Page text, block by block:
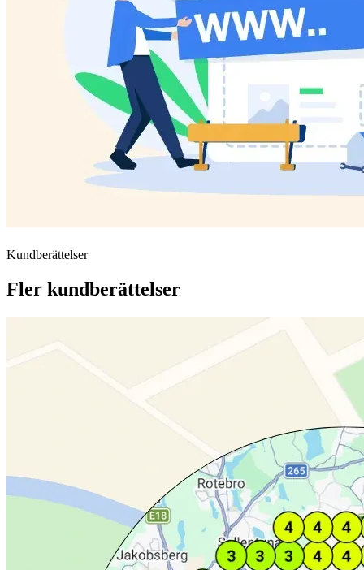
Kundberättelser
Fler kundberättelser